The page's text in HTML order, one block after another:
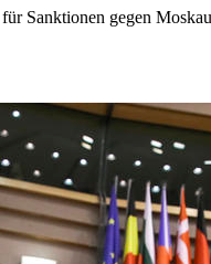
Sanktionen gegen